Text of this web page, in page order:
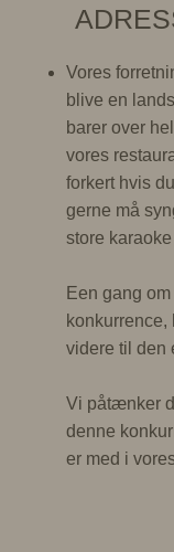
Vores
blive en
barer over
vores
forkert hvis
gerne må
store
Een gang
videre til den
Vi påtænker
denne
er med i